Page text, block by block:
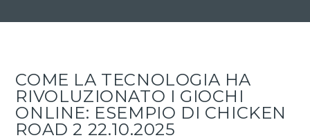
COME LA TECNOLOGIA HA
RIVOLUZIONATO I GIOCHI
ONLINE: ESEMPIO DI CHICKEN
ROAD 2 22.10.2025